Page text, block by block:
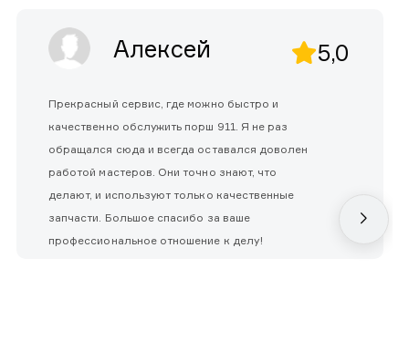
Алексей 5,0
Прекрасный сервис, где можно быстро и
качественно обслужить порш 911. Я не раз
обращался сюда и всегда оставался доволен
работой мастеров. Они точно знают, что
делают, и используют только качественные
запчасти. Большое спасибо за ваше
профессиональное отношение к делу!